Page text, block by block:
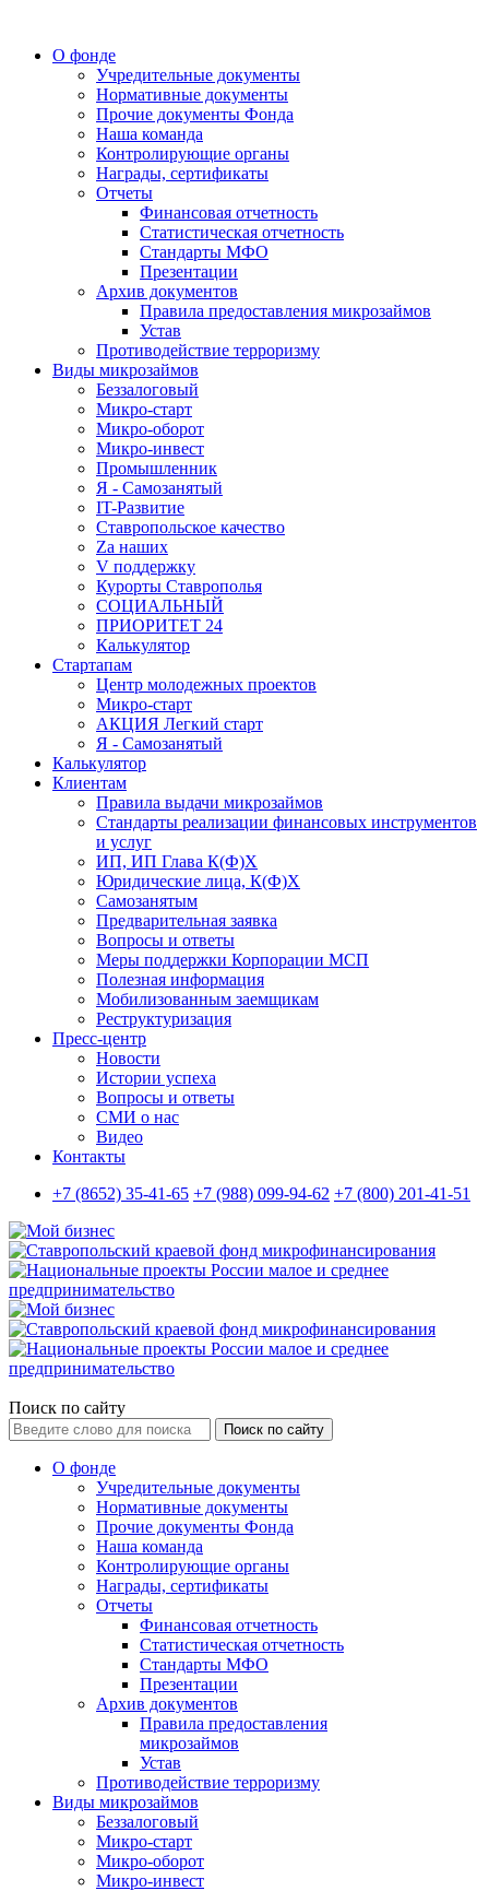
О фонде
Учредительные документы
Нормативные документы
Прочие документы Фонда
Наша команда
Контролирующие органы
Награды, сертификаты
Отчеты
Финансовая отчетность
Статистическая отчетность
Стандарты МФО
Презентации
Архив документов
Правила предоставления микрозаймов
Устав
Противодействие терроризму
Виды микрозаймов
Беззалоговый
Микро-старт
Микро-оборот
Микро-инвест
Промышленник
Я - Самозанятый
IT-Развитие
Ставропольское качество
Za наших
V поддержку
Курорты Ставрополья
СОЦИАЛЬНЫЙ
ПРИОРИТЕТ 24
Калькулятор
Стартапам
Центр молодежных проектов
Микро-старт
АКЦИЯ Легкий старт
Я - Самозанятый
Калькулятор
Клиентам
Правила выдачи микрозаймов
Стандарты реализации финансовых инструментов
и услуг
ИП, ИП Глава К(Ф)Х
Юридические лица, К(Ф)Х
Самозанятым
Предварительная заявка
Вопросы и ответы
Меры поддержки Корпорации МСП
Полезная информация
Мобилизованным заемщикам
Реструктуризация
Пресс-центр
Новости
Истории успеха
Вопросы и ответы
СМИ о нас
Видео
Контакты
+7 (8652) 35-41-65 +7 (988) 099-94-62 +7 (800) 201-41-51
Поиск по сайту
Поиск по сайту
О фонде
Учредительные документы
Нормативные документы
Прочие документы Фонда
Наша команда
Контролирующие органы
Награды, сертификаты
Отчеты
Финансовая отчетность
Статистическая отчетность
Стандарты МФО
Презентации
Архив документов
Правила предоставления
микрозаймов
Устав
Противодействие терроризму
Виды микрозаймов
Беззалоговый
Микро-старт
Микро-оборот
Микро-инвест